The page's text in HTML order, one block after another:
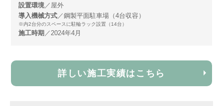
設置環境／屋外
導入機械方式／鋼製平面駐車場（4台収容）
※内2台分のスペースに駐輪ラック設置（14台）
施工時期 ／2024年4月
詳しい施工実績はこちら